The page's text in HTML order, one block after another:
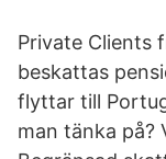
Private Clients
beskattas
flyttar till
man tänka på?